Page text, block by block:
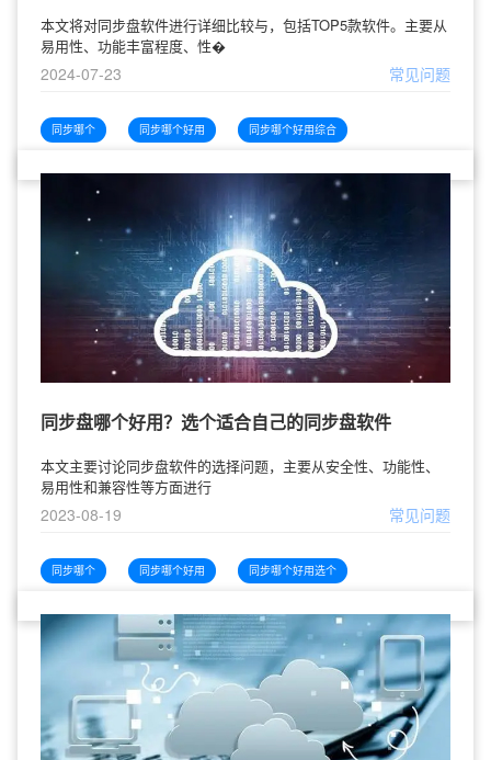
本文将对同步盘软件进行详细比较与，包括TOP5款软件。主要从
易用性、功能丰富程度、性�
2024-07-23 常见问题
同步哪个 同步哪个好用 同步哪个好用综合
同步盘哪个好用？选个适合自己的同步盘软件
本文主要讨论同步盘软件的选择问题，主要从安全性、功能性、
易用性和兼容性等方面进行
2023-08-19 常见问题
同步哪个 同步哪个好用 同步哪个好用选个